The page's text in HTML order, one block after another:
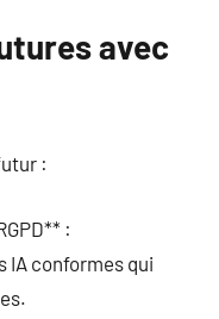
avec
:
:
IA conformes qui